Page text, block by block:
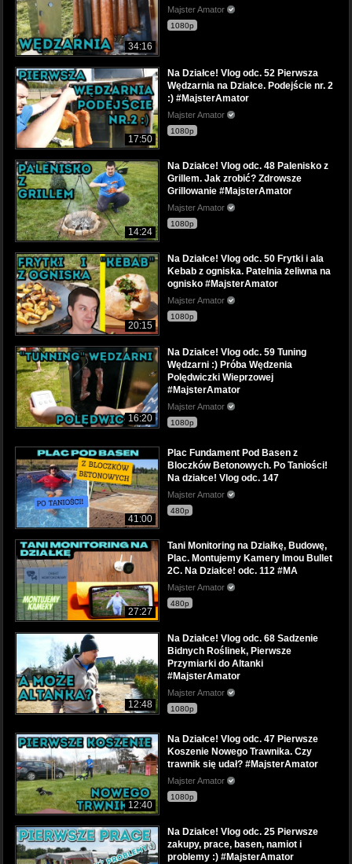
34:16
Majster Amator
1080p
17:50
Na Działce! Vlog odc. 52 Pierwsza
Wędzarnia na Działce. Podejście nr. 2
:) #MajsterAmator
Majster Amator
1080p
14:24
Na Działce! Vlog odc. 48 Palenisko z
Grillem. Jak zrobić? Zdrowsze
Grillowanie #MajsterAmator
Majster Amator
1080p
20:15
Na Działce! Vlog odc. 50 Frytki i ala
Kebab z ogniska. Patelnia żeliwna na
ognisko #MajsterAmator
Majster Amator
1080p
16:20
Na Działce! Vlog odc. 59 Tuning
Wędzarni :) Próba Wędzenia
Polędwiczki Wieprzowej
#MajsterAmator
Majster Amator
1080p
41:00
Plac Fundament Pod Basen z
Bloczków Betonowych. Po Taniości!
Na działce! Vlog odc. 147
Majster Amator
480p
27:27
Tani Monitoring na Działkę, Budowę,
Plac. Montujemy Kamery Imou Bullet
2C. Na Działce! odc. 112 #MA
Majster Amator
480p
12:48
Na Działce! Vlog odc. 68 Sadzenie
Bidnych Roślinek, Pierwsze
Przymiarki do Altanki
#MajsterAmator
Majster Amator
1080p
12:40
Na Działce! Vlog odc. 47 Pierwsze
Koszenie Nowego Trawnika. Czy
trawnik się udał? #MajsterAmator
Majster Amator
1080p
Na Działce! Vlog odc. 25 Pierwsze
zakupy, prace, basen, namiot i
problemy :) #MajsterAmator